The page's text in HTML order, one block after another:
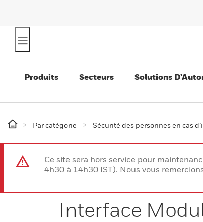
Produits Secteurs Solutions
Par catégorie Sécurité des personnes en cas
Ce site sera hors service pour
4h30 à 14h30 IST). Nous vous
Interface